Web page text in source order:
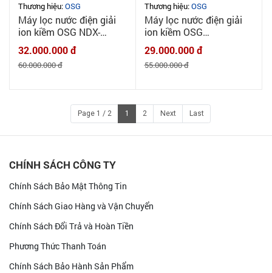
Thương hiệu:OSG
Máy lọc nước điện giải
ion kiềm OSG NDX-
501LM - Japan
32.000.000 đ
60.000.000 đ
Thương hiệu:OSG
Máy lọc nước điện giải
ion kiềm OSG
Humanwater Hu121 -
MADE IN JAPAN
29.000.000 đ
55.000.000 đ
Page 1 / 2 1 2 Next Last
CHÍNH SÁCH CÔNG TY
Chính Sách Bảo Mật Thông Tin
Chính Sách Giao Hàng và Vận Chuyển
Chính Sách Đổi Trả và Hoàn Tiền
Phương Thức Thanh Toán
Chính Sách Bảo Hành Sản Phẩm